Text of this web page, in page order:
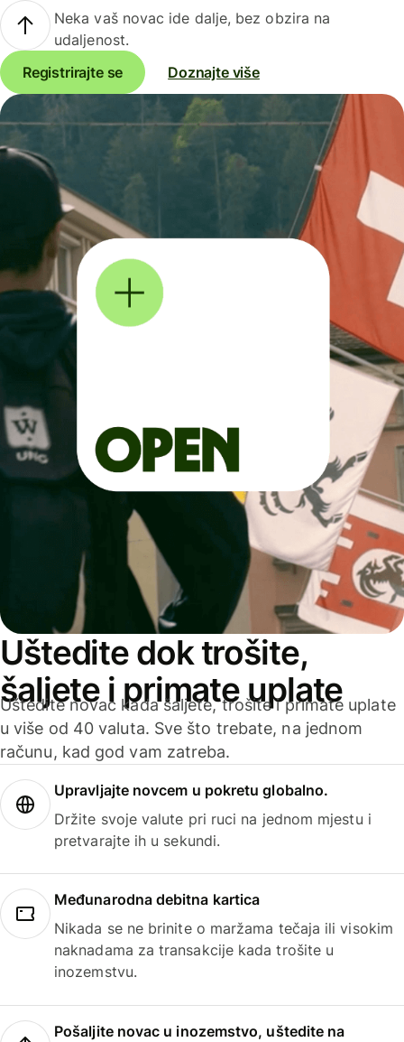
Neka vaš novac ide dalje, bez obzira na
udaljenost.
Registrirajte se
Doznajte više
Uštedite dok trošite,
šaljete i primate uplate
Uštedite novac kada šaljete, trošite i primate uplate
u više od 40 valuta. Sve što trebate, na jednom
računu, kad god vam zatreba.
Upravljajte novcem u pokretu globalno.
Držite svoje valute pri ruci na jednom mjestu i
pretvarajte ih u sekundi.
Međunarodna debitna kartica
Nikada se ne brinite o maržama tečaja ili visokim
naknadama za transakcije kada trošite u
inozemstvu.
Pošaljite novac u inozemstvo, uštedite na